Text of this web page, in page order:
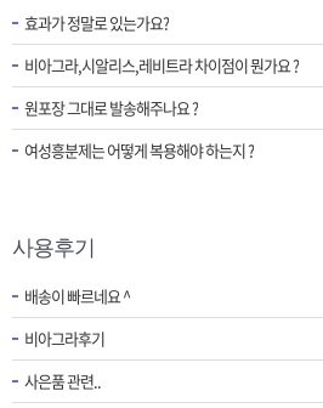
효과가 정말로 있는가요?
비아그라,시알리스,레비트라 차이점이 뭔가요 ?
원포장 그대로 발송해주나요 ?
여성흥분제는 어떻게 복용해야 하는지 ?
사용후기
배송이 빠르네요 ^
비아그라후기
사은품 관련..